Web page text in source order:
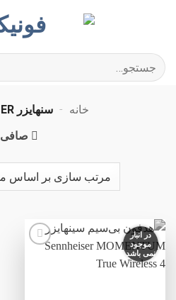
جستجو
برای:
خانه - سنهایزر SENNHEISER
صافی
در انبار
موجود
نمی باشد